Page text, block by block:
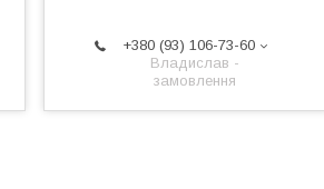
+380 (93) 106-73-60
Владислав -
замовлення